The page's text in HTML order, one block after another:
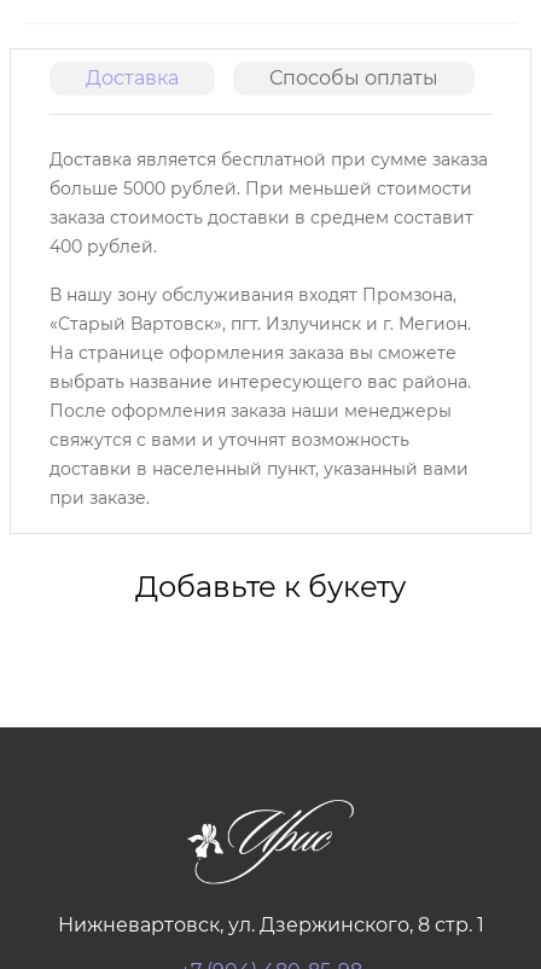
Доставка Способы оплаты
Доставка является бесплатной при сумме заказа
больше 5000 рублей. При меньшей стоимости
заказа стоимость доставки в среднем составит
400 рублей.
В нашу зону обслуживания входят Промзона,
«Старый Вартовск», пгт. Излучинск и г. Мегион.
На странице оформления заказа вы сможете
выбрать название интересующего вас района.
После оформления заказа наши менеджеры
свяжутся с вами и уточнят возможность
доставки в населенный пункт, указанный вами
при заказе.
Добавьте к букету
Нижневартовск, ул. Дзержинского, 8 стр. 1